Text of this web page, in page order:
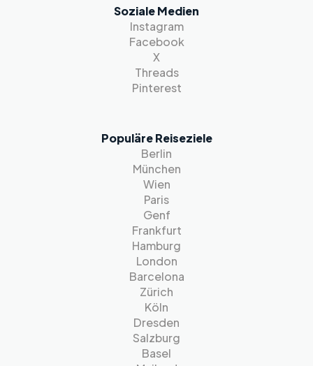
Soziale Medien
Instagram
Facebook
X
Threads
Pinterest
Populäre Reiseziele
Berlin
München
Wien
Paris
Genf
Frankfurt
Hamburg
London
Barcelona
Zürich
Köln
Dresden
Salzburg
Basel